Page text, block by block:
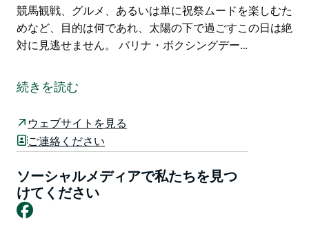
競馬観戦、グルメ、あるいは単に祝祭ムードを楽しむた
めなど、目的は何であれ、太陽の下で過ごすこの日は絶
対に見逃せません。 バリナ・ボクシングデー…
ッキークラブに帰ってきます。祝祭ムードに包まれた会
場で、地元競馬の生中継と家族連れにぴったりのリラッ
トとヒンターランドのイベントカレンダーで長年愛され
てきたこの象徴的な夏の競馬デーは、クリスマスのお祝
お子様向けの無料エンターテイメント、18歳未満の入
場無料、そしてあらゆる年齢層が楽しめるリラックスし
続きを読む
ウェブサイトを見る
ご連絡ください
ソーシャルメディアで私たちを見つ
けてください
Facebook